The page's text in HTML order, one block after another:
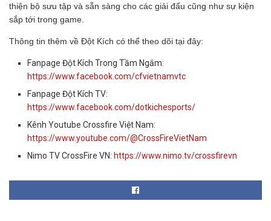
thiện bộ sưu tập và sẵn sàng cho các giải đấu cũng như sự kiện
sắp tới trong game.
Thông tin thêm về Đột Kích có thể theo dõi tại đây:
Fanpage Đột Kích Trong Tầm Ngắm:
https://www.facebook.com/cfvietnamvtc
Fanpage Đột Kích TV:
https://www.facebook.com/dotkichesports/
Kênh Youtube Crossfire Việt Nam:
https://www.youtube.com/@CrossFireVietNam
Nimo TV CrossFire VN: https://www.nimo.tv/crossfirevn